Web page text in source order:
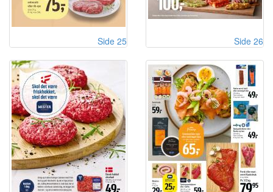
Side 25 Side 26